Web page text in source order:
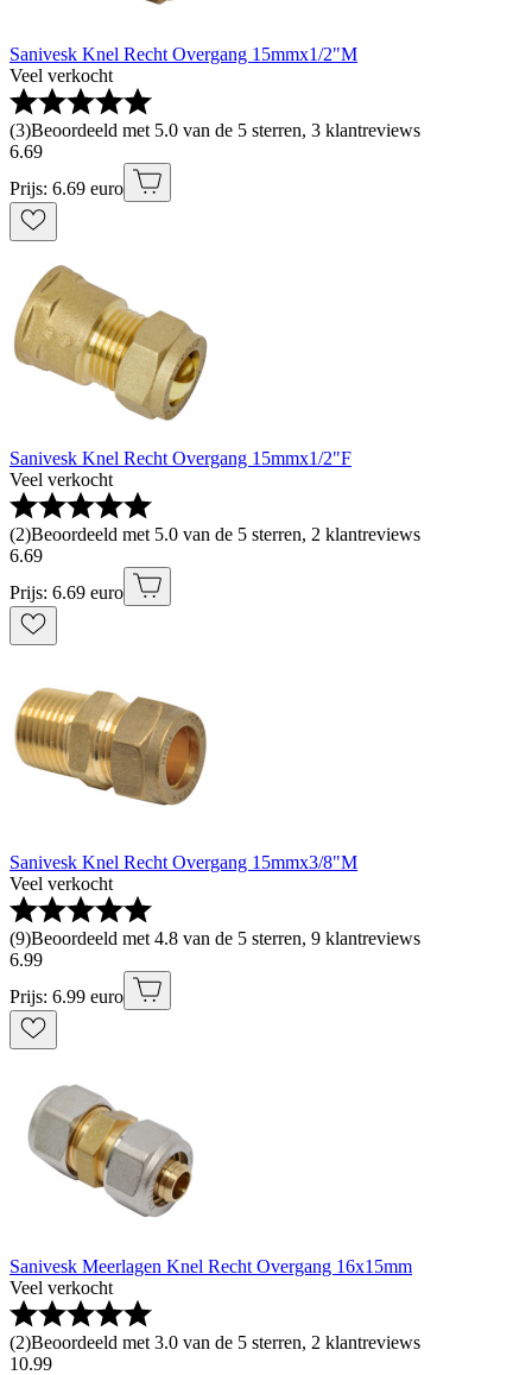
Sanivesk Knel Recht Overgang 15mmx1/2"M
Veel verkocht
(3)Beoordeeld met 5.0 van de 5 sterren, 3 klantreviews
6.69
Prijs: 6.69 euro
Sanivesk Knel Recht Overgang 15mmx1/2"F
Veel verkocht
(2)Beoordeeld met 5.0 van de 5 sterren, 2 klantreviews
6.69
Prijs: 6.69 euro
Sanivesk Knel Recht Overgang 15mmx3/8"M
Veel verkocht
(9)Beoordeeld met 4.8 van de 5 sterren, 9 klantreviews
6.99
Prijs: 6.99 euro
Sanivesk Meerlagen Knel Recht Overgang 16x15mm
Veel verkocht
(2)Beoordeeld met 3.0 van de 5 sterren, 2 klantreviews
10.99